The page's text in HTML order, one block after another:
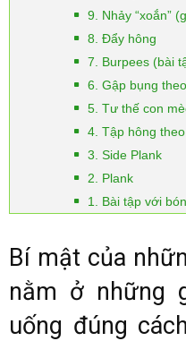
9. Nhảy “xoắn”
8. Đẩy hông
7. Burpees (bài
6. Gập bụng
5. Tư thế con
4. Tập hông
3. Side Plank
2. Plank
1. Bài tập với
Bí mật của
nằm ở những
uống đúng